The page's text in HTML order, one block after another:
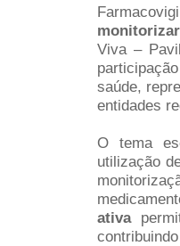
Viva –
saúde,
entidades
O tema
utilização
ativa